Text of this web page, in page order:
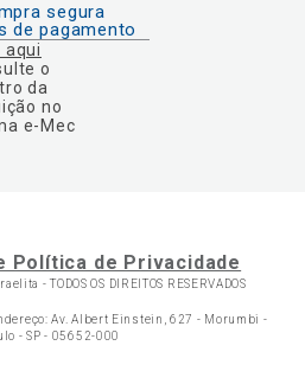
segura
de pagamento
aqui
o
da
no
e-Mec
Política de Privacidade
-TODOS OS DIREITOS RESERVADOS
Av. Albert Einstein, 627 - Morumbi -
- SP - 05652-000